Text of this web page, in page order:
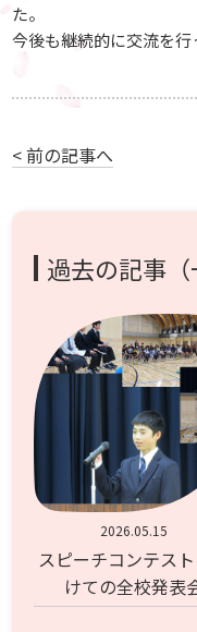
た。
今後も継続的に交流を行
< 前の記事へ
過去の記事（
2026.05.15
スピーチコンテス
けての全校発表